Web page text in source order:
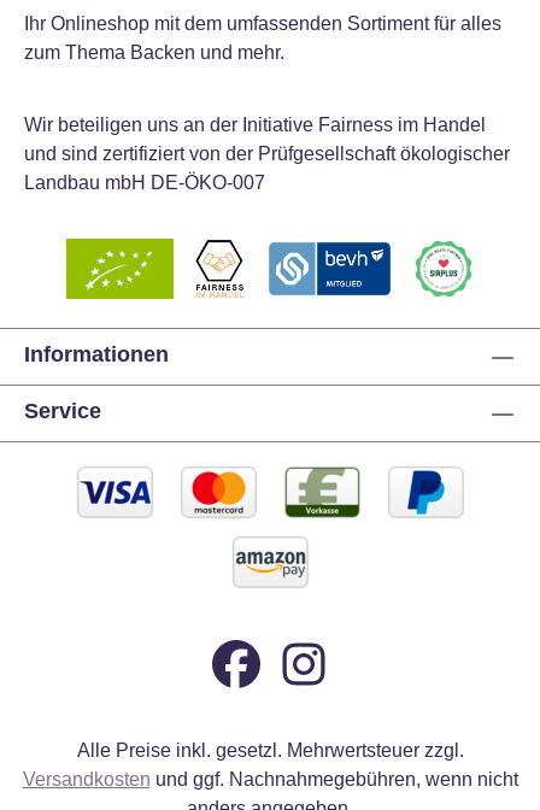
Ihr Onlineshop mit dem umfassenden Sortiment für alles
zum Thema Backen und mehr.
Wir beteiligen uns an der Initiative Fairness im Handel
und sind zertifiziert von der Prüfgesellschaft ökologischer
Landbau mbH DE-ÖKO-007
Informationen
Service
Alle Preise inkl. gesetzl. Mehrwertsteuer zzgl.
Versandkosten und ggf. Nachnahmegebühren, wenn nicht